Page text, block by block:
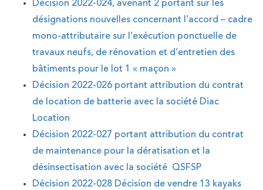
Décision 2022-024, avenant 2 portant sur les
désignations nouvelles concernant l’accord – cadre
mono-attributaire sur l’exécution ponctuelle de
travaux neufs, de rénovation et d’entretien des
bâtiments pour le lot 1 « maçon »
Décision 2022-026 portant attribution du contrat
de location de batterie avec la société Diac
Location
Décision 2022-027 portant attribution du contrat
de maintenance pour la dératisation et la
désinsectisation avec la société QSFSP
Décision 2022-028 Décision de vendre 13 kayaks